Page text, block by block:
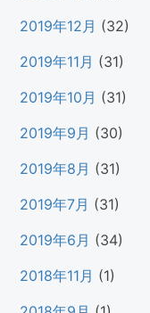
2019年12月 (32)
2019年11月 (31)
2019年10月 (31)
2019年9月 (30)
2019年8月 (31)
2019年7月 (31)
2019年6月 (34)
2018年11月 (1)